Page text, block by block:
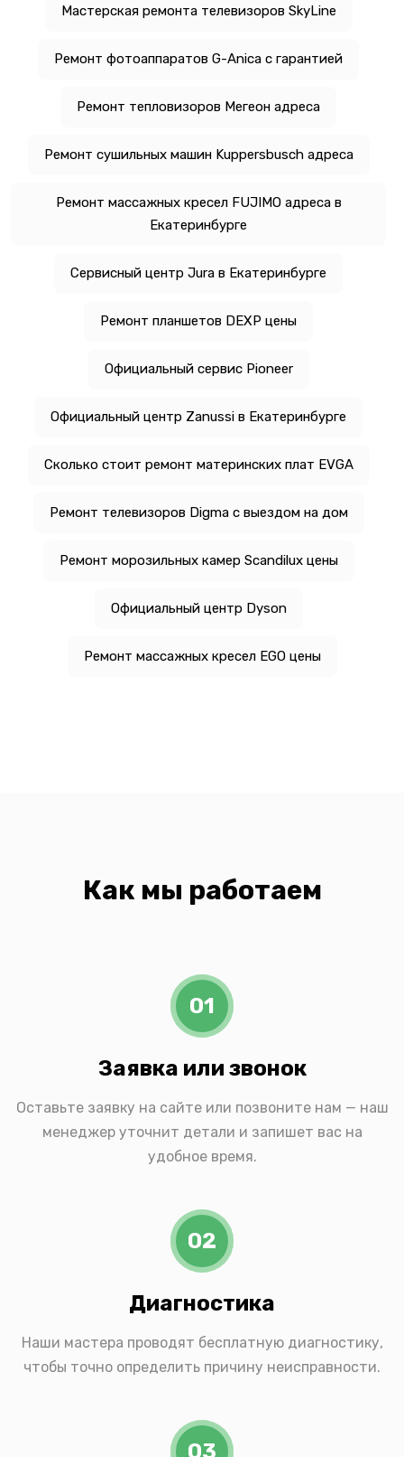
Мастерская ремонта телевизоров SkyLine
Ремонт фотоаппаратов G-Anica с гарантией
Ремонт тепловизоров Мегеон адреса
Ремонт сушильных машин Kuppersbusch адреса
Ремонт массажных кресел FUJIMO адреса в
Екатеринбурге
Сервисный центр Jura в Екатеринбурге
Ремонт планшетов DEXP цены
Официальный сервис Pioneer
Официальный центр Zanussi в Екатеринбурге
Сколько стоит ремонт материнских плат EVGA
Ремонт телевизоров Digma с выездом на дом
Ремонт морозильных камер Scandilux цены
Официальный центр Dyson
Ремонт массажных кресел EGO цены
Как мы работаем
01
Заявка или звонок
Оставьте заявку на сайте или позвоните нам — наш
менеджер уточнит детали и запишет вас на
удобное время.
02
Диагностика
Наши мастера проводят бесплатную диагностику,
чтобы точно определить причину неисправности.
03